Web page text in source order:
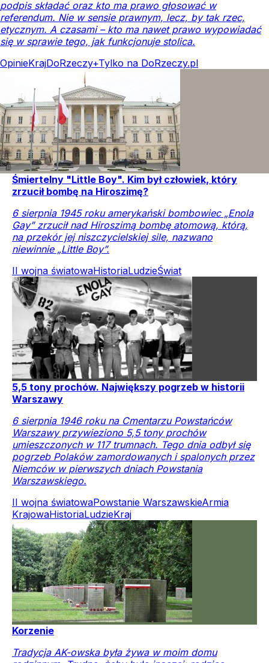
podpis składać oraz kto ma prawo głosować w
referendum. Nie w sensie prawnym, lecz, by tak rzec,
etycznym. A czasami – kto ma nawet prawo wypowiadać
się w sprawie tego, jak funkcjonuje stolica.
OpinieKrajDoRzeczy+Tylko na DoRzeczy.pl
Śmiertelny "Little Boy". Kim był człowiek, który
zrzucił bombę na Hiroszimę?
6 sierpnia 1945 roku amerykański bombowiec „Enola
Gay” zrzucił nad Hiroszimą bombę atomową, którą,
na przekór jej niszczycielskiej sile, nazwano
niewinnie „Little Boy”.
II wojna światowaHistoriaLudzieŚwiat
5,5 tony prochów. Największy pogrzeb w historii
Warszawy
6 sierpnia 1946 roku na Cmentarzu Powstańców
Warszawy przywieziono 5,5 tony prochów
umieszczonych w 117 trumnach. Tego dnia odbył się
pogrzeb Polaków zamordowanych i spalonych przez
Niemców w pierwszych dniach Powstania
Warszawskiego.
II wojna światowaPowstanie WarszawskieArmia
KrajowaHistoriaLudzieKraj
Korzenie
Tradycja AK-owska była żywa w moim domu